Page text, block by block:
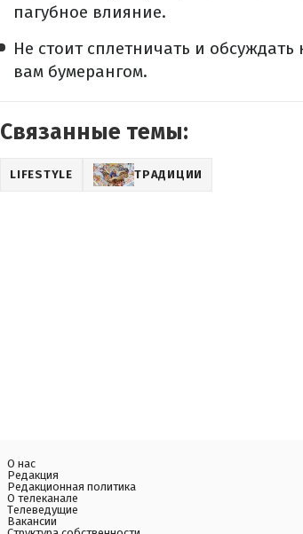
пагубное влияние.
Не стоит сплетничать и обсуждать
вам бумерангом.
Связанные темы:
LIFESTYLE ТРАДИЦИИ
О нас
Редакция
Редакционная политика
О телеканале
Телеведущие
Вакансии